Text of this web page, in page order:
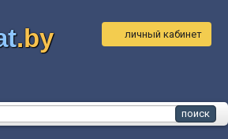
.by личный кабинет